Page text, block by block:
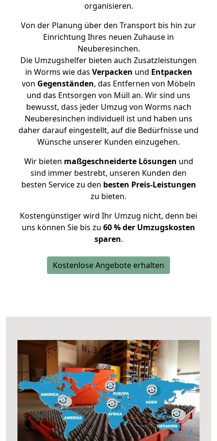
organisieren.
Von der Planung über den Transport bis hin zur
Einrichtung Ihres neuen Zuhause in
Neuberesinchen.
Die Umzugshelfer bieten auch Zusatzleistungen
in Worms wie das Verpacken und Entpacken
von Gegenständen, das Entfernen von Möbeln
und das Entsorgen von Müll an. Wir sind uns
bewusst, dass jeder Umzug von Worms nach
Neuberesinchen individuell ist und haben uns
daher darauf eingestellt, auf die Bedürfnisse und
Wünsche unserer Kunden einzugehen.
Wir bieten maßgeschneiderte Lösungen und
sind immer bestrebt, unseren Kunden den
besten Service zu den besten Preis-Leistungen
zu bieten.
Kostengünstiger wird Ihr Umzug nicht, denn bei
uns können Sie bis zu 60 % der Umzugskosten
sparen.
Kostenlose Angebote erhalten